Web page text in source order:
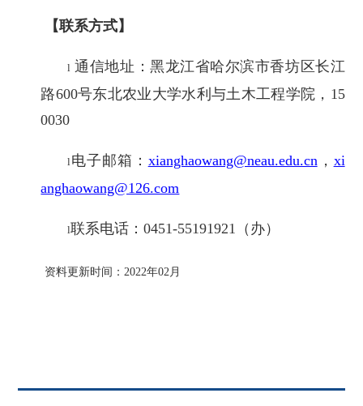
【联系方式】
l 通信地址：黑龙江省哈尔滨市香坊区长江
路600号东北农业大学水利与土木工程学院，15
0030
l 电子邮箱： xianghaowang@neau.edu.cn ， xi
anghaowang@126.com
l联系电话：0451-55191921（办）
资料更新时间：2022年02月